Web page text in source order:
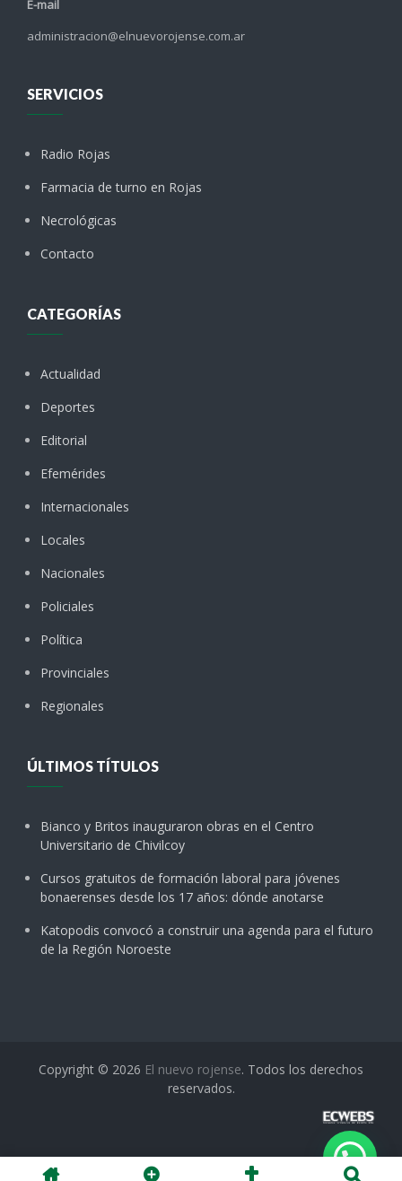
E-mail
administracion@elnuevorojense.com.ar
SERVICIOS
Radio Rojas
Farmacia de turno en Rojas
Necrológicas
Contacto
CATEGORÍAS
Actualidad
Deportes
Editorial
Efemérides
Internacionales
Locales
Nacionales
Policiales
Política
Provinciales
Regionales
ÚLTIMOS TÍTULOS
Bianco y Britos inauguraron obras en el Centro
Universitario de Chivilcoy
Cursos gratuitos de formación laboral para jóvenes
bonaerenses desde los 17 años: dónde anotarse
Katopodis convocó a construir una agenda para el futuro
de la Región Noroeste
Copyright © 2026 El nuevo rojense. Todos los derechos
reservados.